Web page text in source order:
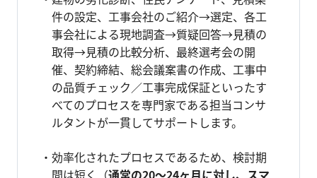
件の設定、工事会社のご紹介→選定、各工
事会社による現地調査→質疑回答→見積の
取得→見積の比較分析、最終選考会の開
催、契約締結、総会議案書の作成、工事中
の品質チェック／工事完成保証といったす
べてのプロセスを専門家である担当コンサ
ルタントが一貫してサポートします。
効率化されたプロセスであるため、検討期